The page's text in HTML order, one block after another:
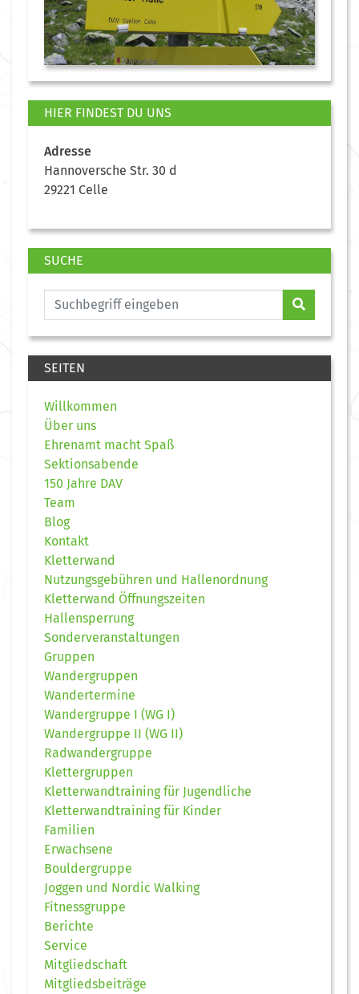
HIER FINDEST DU UNS
Adresse
Hannoversche Str. 30 d
29221 Celle
SUCHE
SEITEN
Willkommen
Über uns
Ehrenamt macht Spaß
Sektionsabende
150 Jahre DAV
Team
Blog
Kontakt
Kletterwand
Nutzungsgebühren und Hallenordnung
Kletterwand Öffnungszeiten
Hallensperrung
Sonderveranstaltungen
Gruppen
Wandergruppen
Wandertermine
Wandergruppe I (WG I)
Wandergruppe II (WG II)
Radwandergruppe
Klettergruppen
Kletterwandtraining für Jugendliche
Kletterwandtraining für Kinder
Familien
Erwachsene
Bouldergruppe
Joggen und Nordic Walking
Fitnessgruppe
Berichte
Service
Mitgliedschaft
Mitgliedsbeiträge